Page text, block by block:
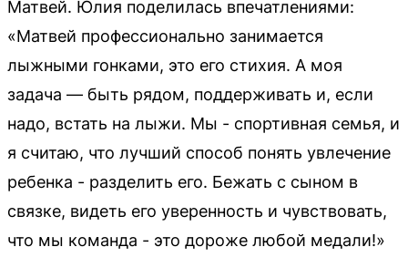
Матвей. Юлия поделилась впечатлениями:
«Матвей профессионально занимается
лыжными гонками, это его стихия. А моя
задача — быть рядом, поддерживать и, если
надо, встать на лыжи. Мы - спортивная семья, и
я считаю, что лучший способ понять увлечение
ребенка - разделить его. Бежать с сыном в
связке, видеть его уверенность и чувствовать,
что мы команда - это дороже любой медали!»